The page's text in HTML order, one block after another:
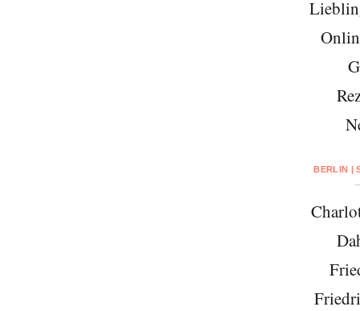
BERLIN |